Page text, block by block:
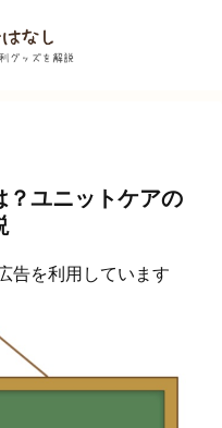
？ユニットケアの
告を利用しています